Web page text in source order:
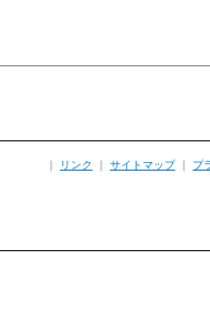
｜ リンク ｜ サイトマップ｜ プ